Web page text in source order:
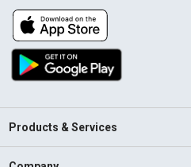
Products & Services